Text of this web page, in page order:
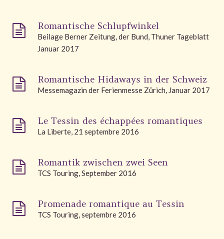
Romantische Schlupfwinkel
Beilage Berner Zeitung, der Bund, Thuner Tageblatt
Januar 2017
Romantische Hidaways in der Schweiz
Messemagazin der Ferienmesse Zürich, Januar 2017
Le Tessin des échappées romantiques
La Liberte, 21 septembre 2016
Romantik zwischen zwei Seen
TCS Touring, September 2016
Promenade romantique au Tessin
TCS Touring, septembre 2016